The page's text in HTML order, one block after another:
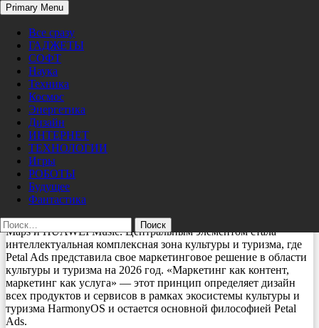
Skip
content
Pro/Hi-Tech
Search
Primary Menu
Все сразу
ГАДЖЕТЫ
СОФТ
Наука
Техника
Космос
Энергетика
Дизайн
ИНТЕРНЕТ
ТЕХНОЛОГИИ
Игры
РОБОТЫ
Будущее
Фантастика
Найти:
Маркетинг
Petal Ads представила
интеллектуальное комплексное
маркетинговое решение для сферы
культуры и туризма на ITB China 2026
06/02/2026 nat
С 26 по 28 мая в Шанхае проходила выставка ITB China 2026,
собравшая более 900 учреждений и предприятий культуры и
туризма из 85 стран и регионов мира. Petal Ads,
полнофункциональная маркетинговая платформа Huawei в
рамках экосистемы HarmonyOS, вызвала большой интерес
наряду с Celia, HUAWEI Browser, HUAWEI SkyTone, Petal
Maps и HUAWEI Music. Центральным элементом стала
интеллектуальная комплексная зона культуры и туризма, где
Petal Ads представила свое маркетинговое решение в области
культуры и туризма на 2026 год. «Маркетинг как контент,
маркетинг как услуга» — этот принцип определяет дизайн
всех продуктов и сервисов в рамках экосистемы культуры и
туризма HarmonyOS и остается основной философией Petal
Ads.